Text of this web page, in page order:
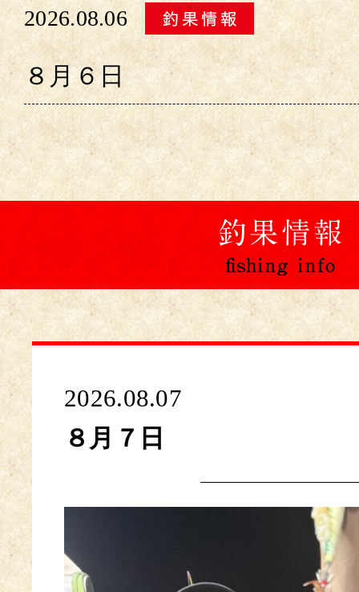
2026.08.06
８月６日
2026.08.07
８月７日